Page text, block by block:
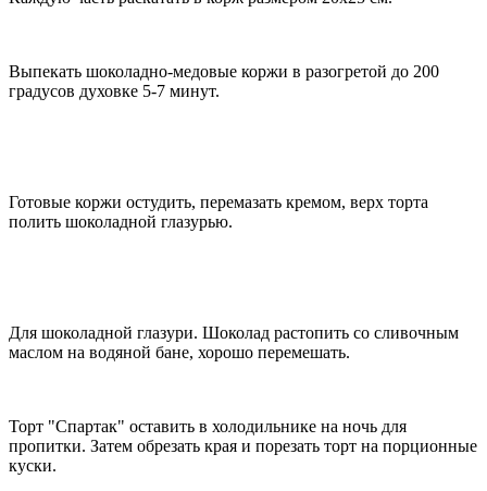
Выпекать шоколадно-медовые коржи в разогретой до 200
градусов духовке 5-7 минут.
Готовые коржи остудить, перемазать кремом, верх торта
полить шоколадной глазурью.
Для шоколадной глазури. Шоколад растопить со сливочным
маслом на водяной бане, хорошо перемешать.
Торт "Спартак" оставить в холодильнике на ночь для
пропитки. Затем обрезать края и порезать торт на порционные
куски.